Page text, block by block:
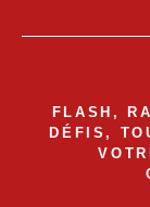
FLASH,
DÉFIS,